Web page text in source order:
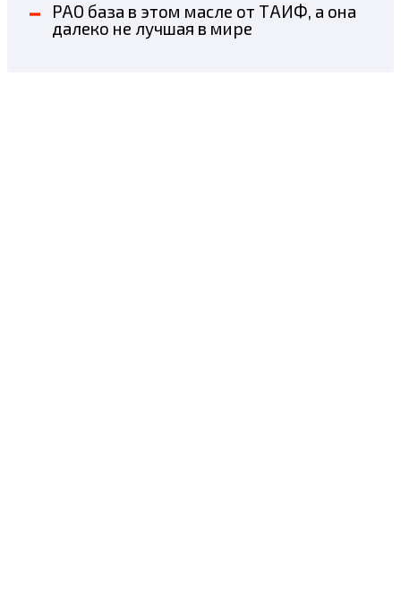
PAO база в этом масле от ТАИФ, а она
далеко не лучшая в мире